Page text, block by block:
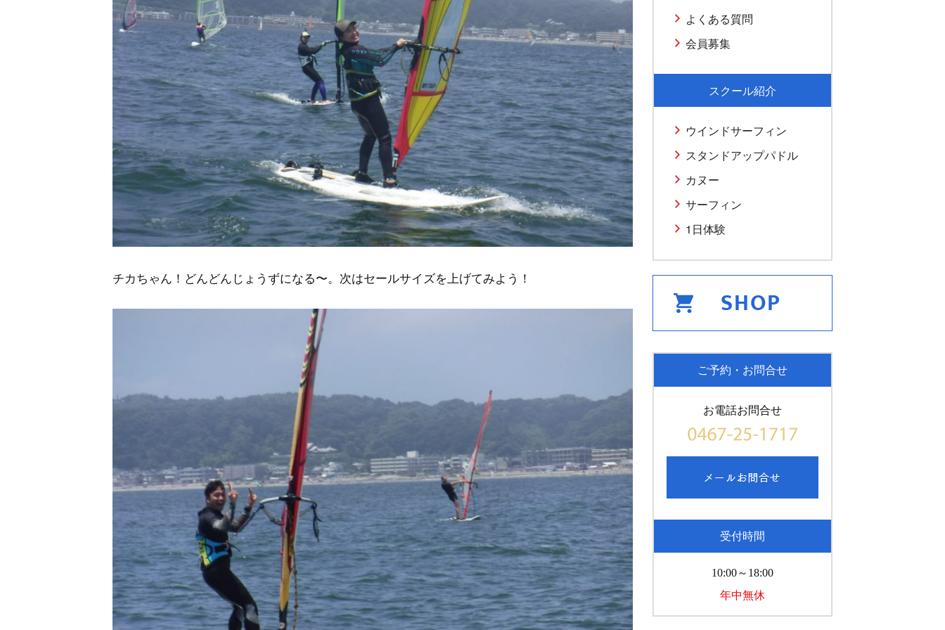
チカちゃん！どんどんじょうずになる〜。次はセールサイズを上げてみよう！
よくある質問
会員募集
スクール紹介
ウインドサーフィン
スタンドアップパドル
カヌー
サーフィン
1日体験
ご予約・お問合せ
お電話お問合せ
受付時間
10:00～18:00
年中無休